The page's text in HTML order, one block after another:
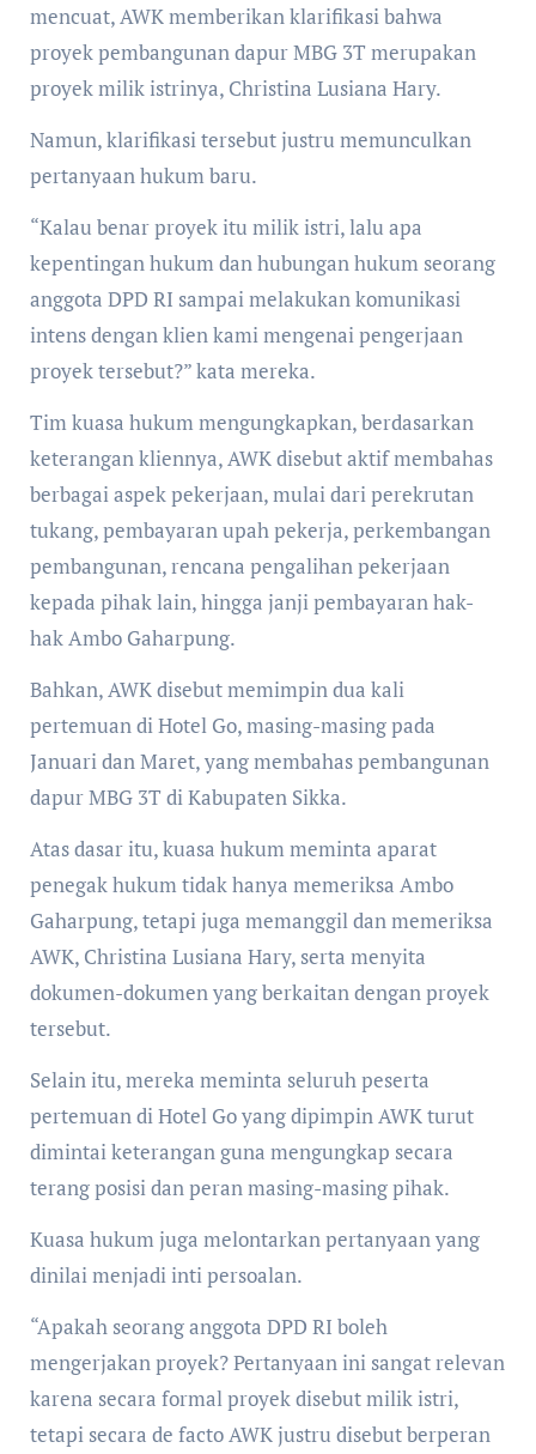
mencuat, AWK memberikan klarifikasi bahwa
proyek pembangunan dapur MBG 3T merupakan
proyek milik istrinya, Christina Lusiana Hary.
Namun, klarifikasi tersebut justru memunculkan
pertanyaan hukum baru.
“Kalau benar proyek itu milik istri, lalu apa
kepentingan hukum dan hubungan hukum seorang
anggota DPD RI sampai melakukan komunikasi
intens dengan klien kami mengenai pengerjaan
proyek tersebut?” kata mereka.
Tim kuasa hukum mengungkapkan, berdasarkan
keterangan kliennya, AWK disebut aktif membahas
berbagai aspek pekerjaan, mulai dari perekrutan
tukang, pembayaran upah pekerja, perkembangan
pembangunan, rencana pengalihan pekerjaan
kepada pihak lain, hingga janji pembayaran hak-
hak Ambo Gaharpung.
Bahkan, AWK disebut memimpin dua kali
pertemuan di Hotel Go, masing-masing pada
Januari dan Maret, yang membahas pembangunan
dapur MBG 3T di Kabupaten Sikka.
Atas dasar itu, kuasa hukum meminta aparat
penegak hukum tidak hanya memeriksa Ambo
Gaharpung, tetapi juga memanggil dan memeriksa
AWK, Christina Lusiana Hary, serta menyita
dokumen-dokumen yang berkaitan dengan proyek
tersebut.
Selain itu, mereka meminta seluruh peserta
pertemuan di Hotel Go yang dipimpin AWK turut
dimintai keterangan guna mengungkap secara
terang posisi dan peran masing-masing pihak.
Kuasa hukum juga melontarkan pertanyaan yang
dinilai menjadi inti persoalan.
“Apakah seorang anggota DPD RI boleh
mengerjakan proyek? Pertanyaan ini sangat relevan
karena secara formal proyek disebut milik istri,
tetapi secara de facto AWK justru disebut berperan